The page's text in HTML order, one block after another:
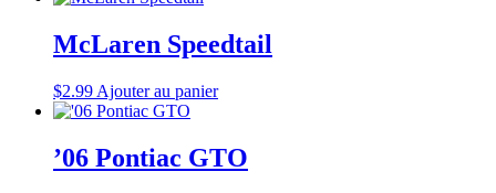
McLaren Speedtail
$2.99 Ajouter au panier
’06 Pontiac GTO